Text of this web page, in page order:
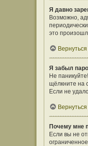
Я давно
Возможно,
это
Я забыл
Не
щёлкните на
Если не
Почему мне
Если вы не